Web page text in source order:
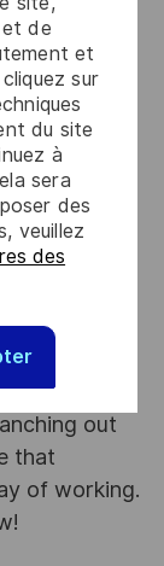
et de
et
sur
du site
à
sera
des
veuillez
des
nicht
die
not only
in
develop
their
out
that
of working.